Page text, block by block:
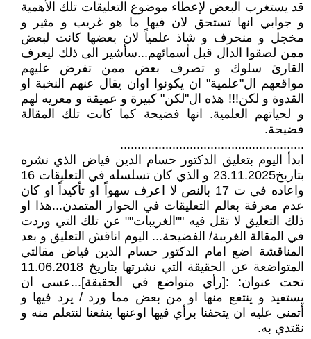
قد يستغرب البعض لإعطاء موضوع التعليقات تلك الأهمية
و جوابي انها تستحق لان فيها ما هو غريب و مثير و
مخجل و منحرف و شاذ علمياً لان بعضها كانت لبعض
ممن لصقوا الدال قبل أسمائهم...سأشير الى ذلك ليعرف
القارئ سلوك و تصرف بعض ممن تفرض عليهم
مواقعهم ال"علمية" ان يكونوا اوان يقال عنهم النخبة او
القدوة و لكن!!! هذه ال"لكن" كبيرة و عميقة و معريه لهم
و لحياتهم العلمية. انها فضيحة كما كانت تلك المقالة
فضيحة.
.....................................................
ابدأ اليوم بتعليق الدكتور حسام الدين فياض الذي نشره
بتاريخ23.11.2025 و الذي كان تسلسله في التعليقات 16
واعاده في ت 17 بالنص لا اعرف سهواً او تأكيداً او كان
عدم معرفة بعالم التعليقات في الحوار المتمدن...هذا او
ذلك التعليق لا تقل فيه ""الغريبات"" عن تلك التي وردت
في المقالة الغريبة/ الفضيحة... اليوم اناقش التعليق و بعد
المناقشة اضع امام الدكتور حسام الدين فياض مقالتي
المتواضعة عن الحقيقة التي نشرتها بتاريخ 11.06.2018
تحت عنوان: :[رأي متواضع في الحقيقة]...عسى ان
يستفيد و ينتفع منها او من بعض مما ورد / يرد فيها و
أتمنى عليه ان يتحفنا برأي فيها اوعنها ينفعنا لنتعلم منه و
نقتدي به.